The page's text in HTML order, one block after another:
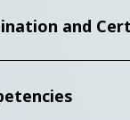
and